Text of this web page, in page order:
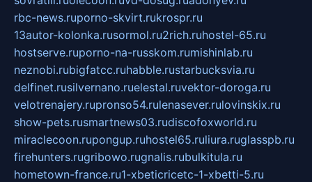
rbc-news.ruporno-skvirt.rukrospr.ru
13autor-kolonka.rusormol.ru2rich.ruhostel-65.ru
hostserve.ruporno-na-russkom.rumishinlab.ru
neznobi.rubigfatcc.ruhabble.rustarbucksvia.ru
delfinet.rusilvernano.ruelestal.ruvektor-doroga.ru
velotrenajery.rupronso54.rulenasever.rulovinskix.ru
show-pets.rusmartnews03.rudiscofoxworld.ru
miraclecoon.rupongup.ruhostel65.ruliura.ruglasspb.ru
firehunters.rugribowo.rugnalis.rubulkitula.ru
hometown-france.ru1-xbeticricetc-1-xbetti-5.ru